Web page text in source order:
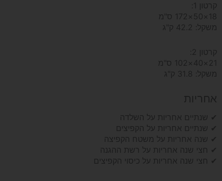
קרטון 1:
18×50×172 ס"מ
משקל: 42.2 ק"ג
קרטון 2:
21×40×102 ס"מ
משקל: 31.8 ק"ג
אחריות
✔ שנתיים אחריות על השלדה
✔ שנתיים אחריות על הקפיצים
✔ שנה אחריות על משטח הקפיצה
✔ חצי שנה אחריות על רשת ההגנה
✔ חצי שנה אחריות על כיסוי הקפיצים